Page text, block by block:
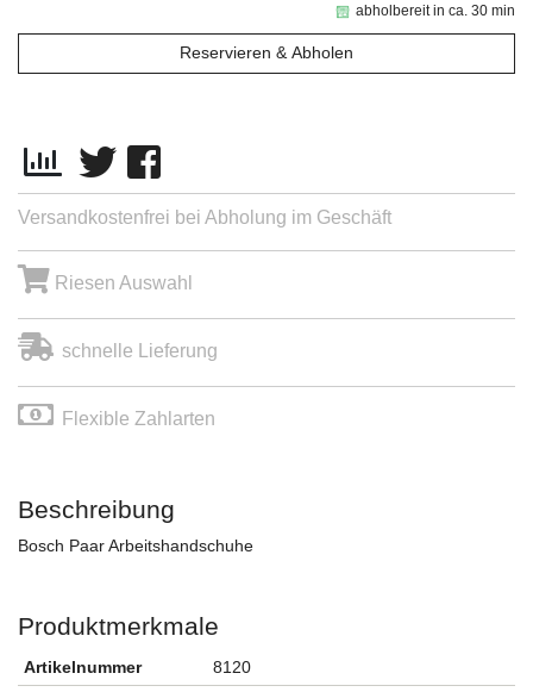
abholbereit in ca. 30 min
Reservieren & Abholen
Versandkostenfrei bei Abholung im Geschäft
Riesen Auswahl
schnelle Lieferung
Flexible Zahlarten
Beschreibung
Bosch Paar Arbeitshandschuhe
Produktmerkmale
Artikelnummer
8120